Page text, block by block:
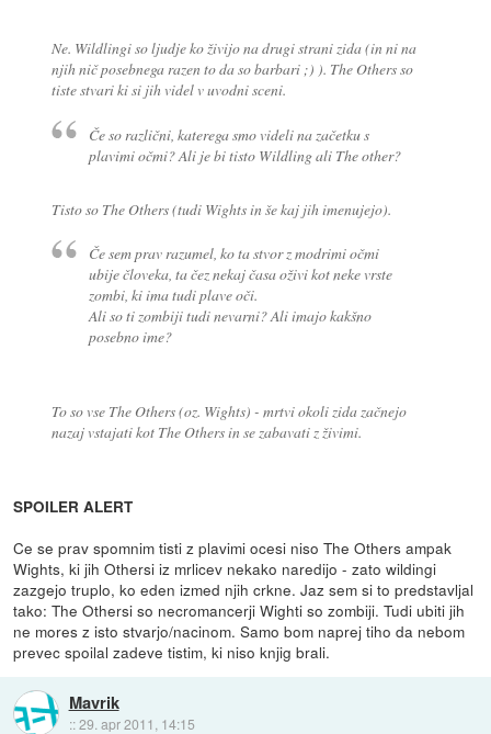
Ne. Wildlingi so ljudje ko živijo na drugi strani zida (in ni na
njih nič posebnega razen to da so barbari ;) ). The Others so
tiste stvari ki si jih videl v uvodni sceni.
Če so različni, katerega smo videli na začetku s
plavimi očmi? Ali je bi tisto Wildling ali The other?
Tisto so The Others (tudi Wights in še kaj jih imenujejo).
Če sem prav razumel, ko ta stvor z modrimi očmi
ubije človeka, ta čez nekaj časa oživi kot neke vrste
zombi, ki ima tudi plave oči.
Ali so ti zombiji tudi nevarni? Ali imajo kakšno
posebno ime?
To so vse The Others (oz. Wights) - mrtvi okoli zida začnejo
nazaj vstajati kot The Others in se zabavati z živimi.
SPOILER ALERT
Ce se prav spomnim tisti z plavimi ocesi niso The Others ampak
Wights, ki jih Othersi iz mrlicev nekako naredijo - zato wildingi
zazgejo truplo, ko eden izmed njih crkne. Jaz sem si to predstavljal
tako: The Othersi so necromancerji Wighti so zombiji. Tudi ubiti jih
ne mores z isto stvarjo/nacinom. Samo bom naprej tiho da nebom
prevec spoilal zadeve tistim, ki niso knjig brali.
Mavrik
::29. apr 2011, 14:15